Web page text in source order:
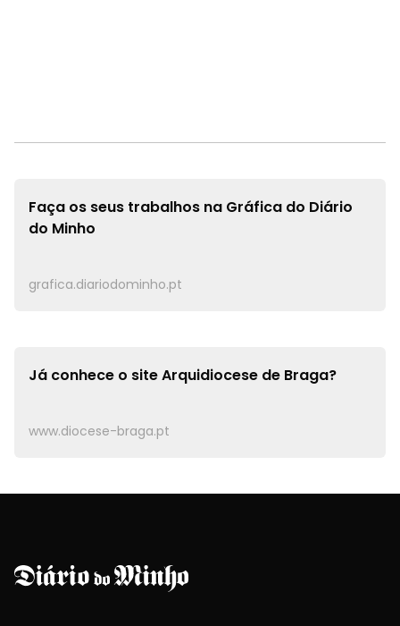
Faça os seus trabalhos na Gráfica do Diário
do Minho
grafica.diariodominho.pt
Já conhece o siteArquidiocese de Braga?
www.diocese-braga.pt